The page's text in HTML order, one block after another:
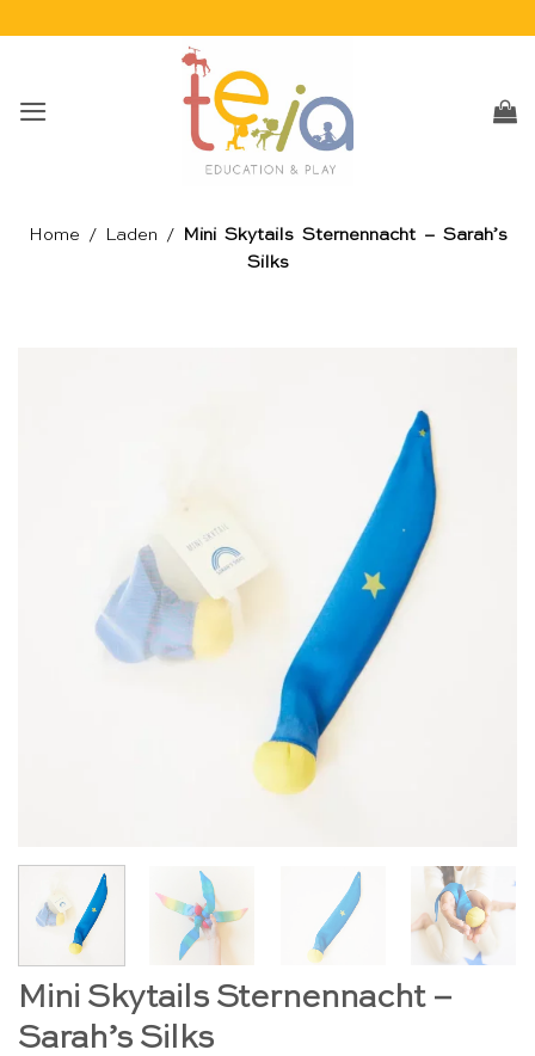
Home / Laden /
Mini Skytails Sternennacht – Sarah’s
Silks
Mini Skytails Sternennacht –
Sarah’s Silks